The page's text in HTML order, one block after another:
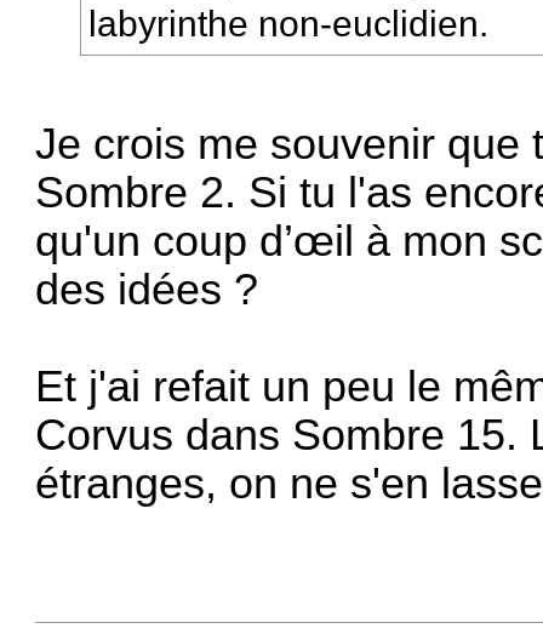
labyrinthe non-euclidien.
Je crois me souvenir que
Sombre 2. Si tu l'as
qu'un coup d’œil à mon
des idées ?
Et j'ai refait un peu le
Corvus dans Sombre 15.
étranges, on ne s'en